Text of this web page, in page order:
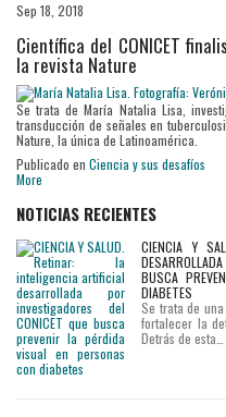
Sep 18, 2018
Científica del CONICET
la revista Nature
Se trata de María Natalia Lisa,
transducción de señales en
Nature, la única de Latinoamérica.
Publicado en Ciencia y sus desafíos
More
NOTICIAS RECIENTES
CIENCIA Y
BUSCA
DIABETES
Se trata de
fortalecer la
Detrás de esta…